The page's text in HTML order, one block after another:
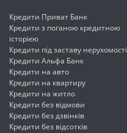
Кредити Приват Банк
Кредити з поганою кредитною
історією
Кредити під заставу нерухомості
Кредити Альфа Банк
Кредити на авто
Кредити на квартиру
Кредити на житло
Кредити без відмови
Кредити без дзвінків
Кредити без відсотків